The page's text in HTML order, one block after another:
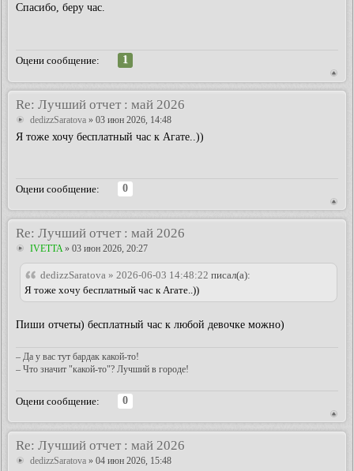
Спасибо, беру час.
Оцени сообщение:
1
Re: Лучший отчет : май 2026
dedizzSaratova » 03 июн 2026, 14:48
Я тоже хочу бесплатный час к Агате..))
Оцени сообщение:
0
Re: Лучший отчет : май 2026
IVETTA» 03 июн 2026, 20:27
dedizzSaratova » 2026-06-03 14:48:22 писал(а):
Я тоже хочу бесплатный час к Агате..))
Пиши отчеты) бесплатный час к любой девочке можно)
– Да у вас тут бардак какой-то!
– Что значит "какой-то"? Лучший в городе!
Оцени сообщение:
0
Re: Лучший отчет : май 2026
dedizzSaratova » 04 июн 2026, 15:48